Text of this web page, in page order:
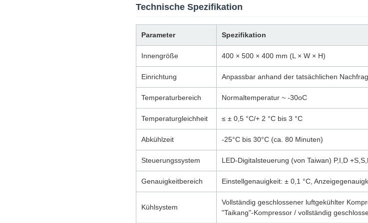
Technische Spezifikation
Parameter Spezifikation
Innengröße 400 × 500 × 400 mm (L × W × H)
Einrichtung Anpassbar anhand der tatsächlichen
Temperaturbereich Normaltemperatur ~ -30oC
Temperaturgleichheit ≤ ± 0,5 °C/+ 2 °C bis 3 °C
Abkühlzeit -25°C bis 30°C (ca. 80 Minuten)
Steuerungssystem LED-Digitalsteuerung (von Taiwan) P,I,D
Genauigkeitbereich Einstellgenauigkeit: ± 0,1 °C,
Kühlsystem
Vollständig geschlossener luftgekühlter
"Taikang"-Kompressor / vollständig